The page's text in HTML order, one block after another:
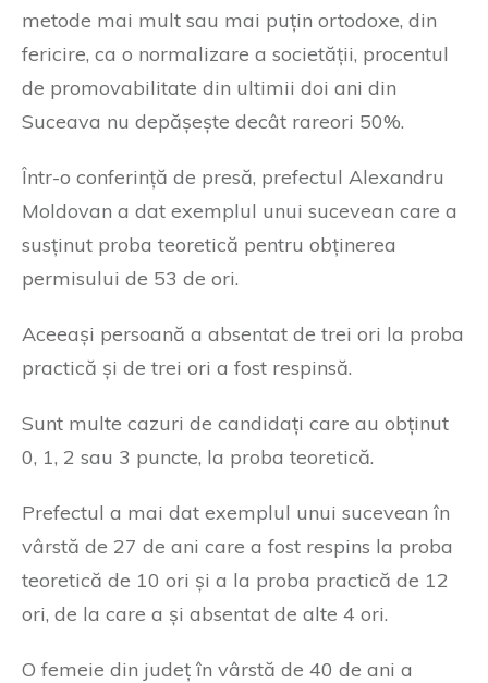
metode mai mult sau mai puțin ortodoxe, din
fericire, ca o normalizare a societății, procentul
de promovabilitate din ultimii doi ani din
Suceava nu depășește decât rareori 50%.
Într-o conferință de presă, prefectul Alexandru
Moldovan a dat exemplul unui sucevean care a
susținut proba teoretică pentru obținerea
permisului de 53 de ori.
Aceeași persoană a absentat de trei ori la proba
practică și de trei ori a fost respinsă.
Sunt multe cazuri de candidați care au obținut
0, 1, 2 sau 3 puncte, la proba teoretică.
Prefectul a mai dat exemplul unui sucevean în
vârstă de 27 de ani care a fost respins la proba
teoretică de 10 ori și a la proba practică de 12
ori, de la care a și absentat de alte 4 ori.
O femeie din județ în vârstă de 40 de ani a